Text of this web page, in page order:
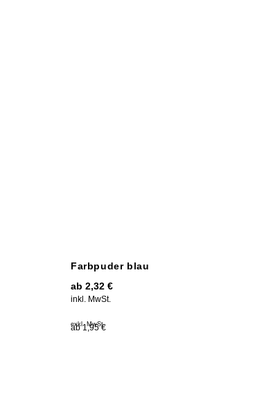
Farbpuder blau
ab 2,32 €
inkl. MwSt.
ab 1,95 €
exkl. MwSt.